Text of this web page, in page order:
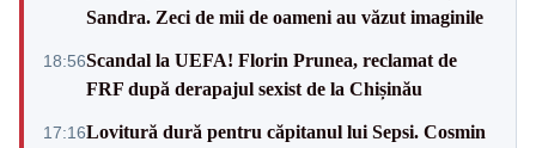
Sandra. Zeci de mii de oameni au văzut imaginile
18:56Scandal la UEFA! Florin Prunea, reclamat de
FRF după derapajul sexist de la Chișinău
17:16Lovitură dură pentru căpitanul lui Sepsi. Cosmin